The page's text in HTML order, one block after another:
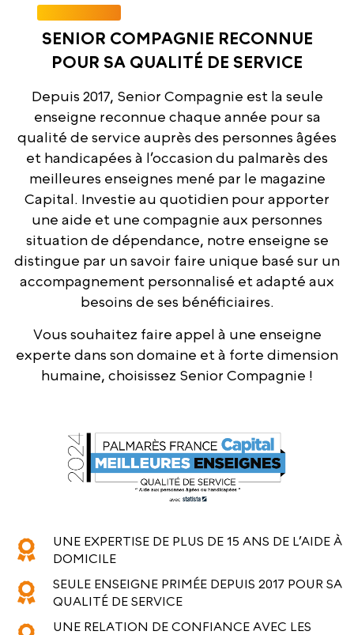
SENIOR COMPAGNIE RECONNUE
POUR SA QUALITÉ DE SERVICE
Depuis 2017, Senior Compagnie est la seule
enseigne reconnue chaque année pour sa
qualité de service auprès des personnes âgées
et handicapées à l’occasion du palmarès des
meilleures enseignes mené par le magazine
Capital. Investie au quotidien pour apporter
une aide et une compagnie aux personnes
situation de dépendance, notre enseigne se
distingue par un savoir faire unique basé sur un
accompagnement personnalisé et adapté aux
besoins de ses bénéficiaires.
Vous souhaitez faire appel à une enseigne
experte dans son domaine et à forte dimension
humaine, choisissez Senior Compagnie !
UNE EXPERTISE DE PLUS DE 15 ANS DE L’AIDE À
DOMICILE
SEULE ENSEIGNE PRIMÉE DEPUIS 2017 POUR SA
QUALITÉ DE SERVICE
UNE RELATION DE CONFIANCE AVEC LES